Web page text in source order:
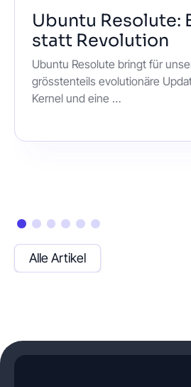
Ubuntu Resolute:
statt Revolution
Ubuntu Resolute bringt für
grösstenteils evolutionäre
Kernel und eine …
Alle Artikel